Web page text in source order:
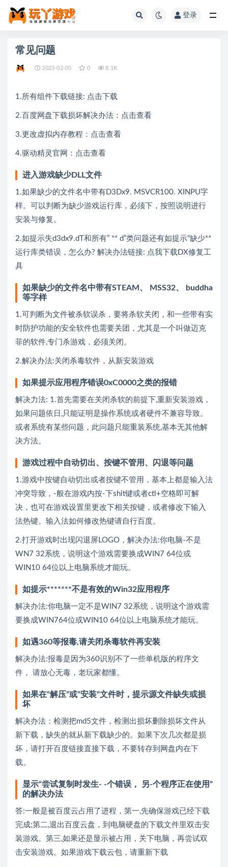
登录
常见问题
2023-02-05 0 8.1K
1.所有组件下载链接: 点击下载
2.百度网盘下载损坏解决办法： 点击查看
3.更改虚拟内存教程： 点击查看
4.驱动精灵官网： 点击查看
进入游戏缺少DLL文件
1.如果缺少的文件名中带有D3Dx9. MSVCR100. XINPU字
样。可以判断为缺少游戏运行库，必须下，按照说明进行
安装与修复。
2.如提示失d3dx9.dT和所有” ** d”类问题还有如提示“缺少**
运行库类错误，怎么办? 解决办法链接: 点我下载DX修复工
具
如果缺少的文件名中带有STEAM、 MSS32、 buddha
等字样
1.可判断为文件被杀软误杀，要将杀软关闭，和一些带有实
时防护功能的安全软件也需要关团，尤其是一个叫做迈克
菲的软件,专门杀游戏，必须关闭。
2.解决办法:关闭杀毒软件，从新安装游戏
如果提示应用程序错误0xC0000之类的报错
解决力法: 1.首先需要在关闭杀软的前提下,重新安装游戏，
如果问题依日,只能证明是操作系统或者硬件不兼容导致。
或者系统有某些问题，此问题只能重装系统,基本无其他解
决方法。
游戏过程中自动切出、按键不管用、闪退等问题
1.游戏中按键自动切出或者按键不管用，基本上都是输入法
冲突导致，-般在游戏内按-下shit键或者ctl+空格即可解
决，也可在游戏设置里更改下相关按键，或者修改下输入
法热键。输入法如何修改热键请自行百度。
2.打开游戏时出现闪退屏LOGO，解决办法:你电脑-不是
WN7 32系统，说明这个游戏需要换成WIN7 64位或
WIN10 64位以上电脑系统才能玩。
如提示*******不是有效的Win32应用程序
解决办法:你电脑一定不是WIN7 32系统，说明这个游戏需
要换成WIN764位或WIN10 64位以上电脑系统才能玩。
如遇360等报毒,请关闭杀毒软件再安装
解决办法:报毒是因为360识别不了一些单机版的程序文
件， 请放心无毒，老玩家都懂。
如果在“解压”或”安装“文件时，提示源文件缺失或损
坏
解决办法：检测把md5文件，检测出损坏删除损坏文件从
新下载，缺失的就从新下载缺少的。如果下次几次都是损
坏，请打开百度链接直接下载，不要转存到网盘内在下
载。
显示“尝试复制时发生- -个错误， 另-个程序正在使用”
的解决办法
答:一般是被百度云占用了进程，第一,先确保游戏已经下载
完成;第二,退出百度云盘，到电脑硬盘的下载文件里双击安
装游戏。第三,如果还是显示被占用，关下电脑，再尝试双
击安装游戏。如果游戏下载云包，请重新下载